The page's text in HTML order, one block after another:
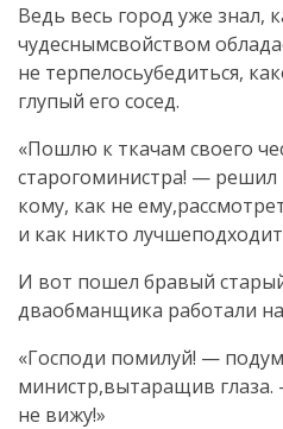
Ведь весь город уже знал,
чудеснымсвойством
не терпелосьубедиться,
глупый его сосед.
«Пошлю к ткачам своего
старогоминистра! —
кому, как не
и как никто лучшеподходит
И вот пошел бравый
дваобманщика работали на
«Господи помилуй! —
министр,вытаращив глаза.
не вижу!»